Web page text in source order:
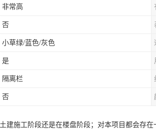
非常高
否
小草绿/蓝色/灰色
是
隔离栏
否
建施工阶段还是在楼盘阶段；对本项目都会存